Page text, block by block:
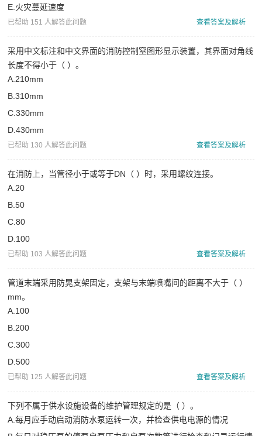
E.火灾蔓延速度
已帮助 151 人解答此问题 查看答案及解析
采用中文标注和中文界面的消防控制窒图形显示装置，其界面对角线
长度不得小于（ ）。
A.210mm
B.310mm
C.330mm
D.430mm
已帮助 130 人解答此问题 查看答案及解析
在消防上，当管径小于或等于DN（ ）时，采用螺纹连接。
A.20
B.50
C.80
D.100
已帮助 103 人解答此问题 查看答案及解析
管道末端采用防晃支架固定，支架与末端喷嘴间的距离不大于（ ）
mm。
A.100
B.200
C.300
D.500
已帮助 125 人解答此问题 查看答案及解析
下列不属于供水设施设备的维护管理规定的是（ ）。
A.每月应手动启动消防水泵运转一次，并检查供电电源的情况